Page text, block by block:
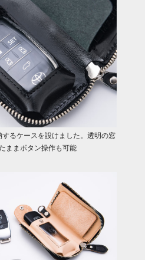
るケースを設けました。透明の窓
ままボタン操作も可能